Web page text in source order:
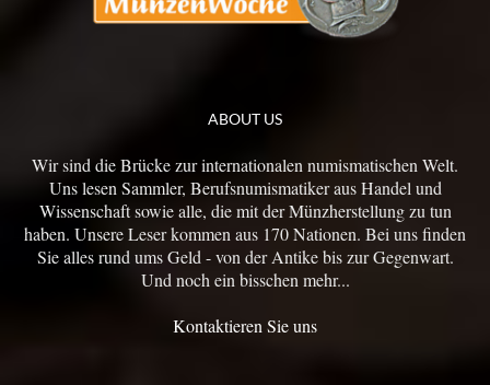
ABOUT US
Wir sind die Brücke zur internationalen numismatischen Welt.
Uns lesen Sammler, Berufsnumismatiker aus Handel und
Wissenschaft sowie alle, die mit der Münzherstellung zu tun
haben. Unsere Leser kommen aus 170 Nationen. Bei uns finden
Sie alles rund ums Geld - von der Antike bis zur Gegenwart.
Und noch ein bisschen mehr...
Kontaktieren Sie uns